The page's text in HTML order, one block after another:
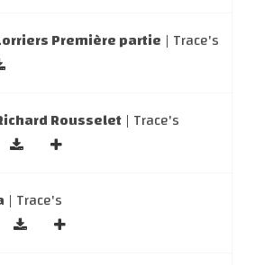
Première partie | Trace's
Rousselet | Trace's
| Trace's